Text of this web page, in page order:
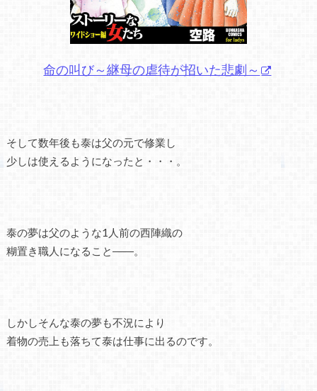
命の叫び～継母の虐待が招いた悲劇～
そして数年後も泰は父の元で修業し
少しは使えるようになったと・・・。
泰の夢は父のような1人前の西陣織の
糊置き職人になること――。
しかしそんな泰の夢も不況により
着物の売上も落ちて泰は仕事に出るのです。